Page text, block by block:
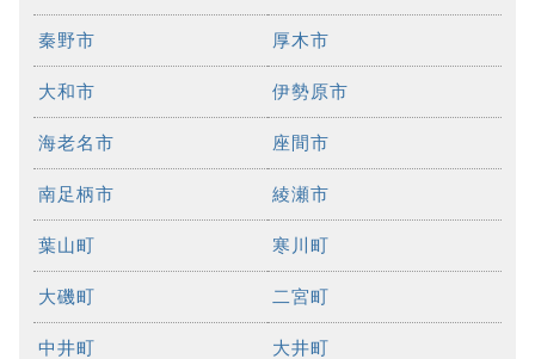
秦野市 厚木市
大和市 伊勢原市
海老名市 座間市
南足柄市 綾瀬市
葉山町 寒川町
大磯町 二宮町
中井町 大井町